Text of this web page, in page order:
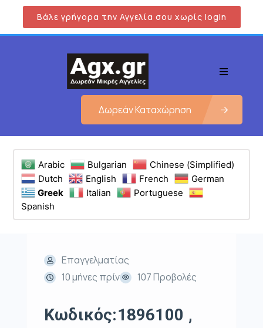
Βάλε γρήγορα την Αγγελία σου χωρίς login
Δωρεάν Καταχώρηση
Arabic Bulgarian
Chinese (Simplified)
Dutch
English French
German
Greek
Italian
Portuguese
Spanish
Επαγγελματίας
10 μήνες πρίν
107 Προβολές
Κωδικός:1896100 ,